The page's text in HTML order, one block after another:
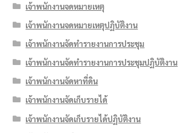
เจ้าพนักงานจดหมายเหตุ
เจ้าพนักงานจดหมายเหตุปฏิบัติงาน
เจ้าพนักงานจัดทำรายงานการประชุม
เจ้าพนักงานจัดทำรายงานการประชุมปฏิบัติงาน
เจ้าพนักงานจัดหาที่ดิน
เจ้าพนักงานจัดเก็บรายได้
เจ้าพนักงานจัดเก็บรายได้ปฏิบัติงาน